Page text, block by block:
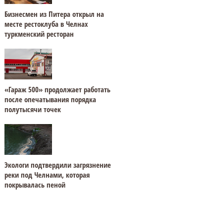
Бизнесмен из Питера открыл на
месте рестоклуба в Челнах
туркменский ресторан
«Гараж 500» продолжает работать
после опечатывания порядка
полутысячи точек
Экологи подтвердили загрязнение
реки под Челнами, которая
покрывалась пеной